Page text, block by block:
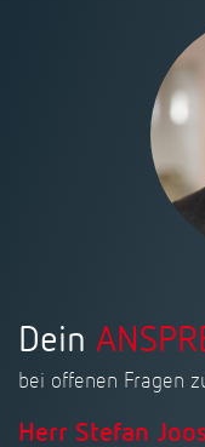
Dein
bei offenen Fragen
Herr Stefan